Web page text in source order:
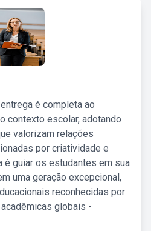
é completa ao
contexto escolar, adotando
valorizam relações
por criatividade e
é guiar os estudantes em sua
uma geração excepcional,
reconhecidas por
globais -